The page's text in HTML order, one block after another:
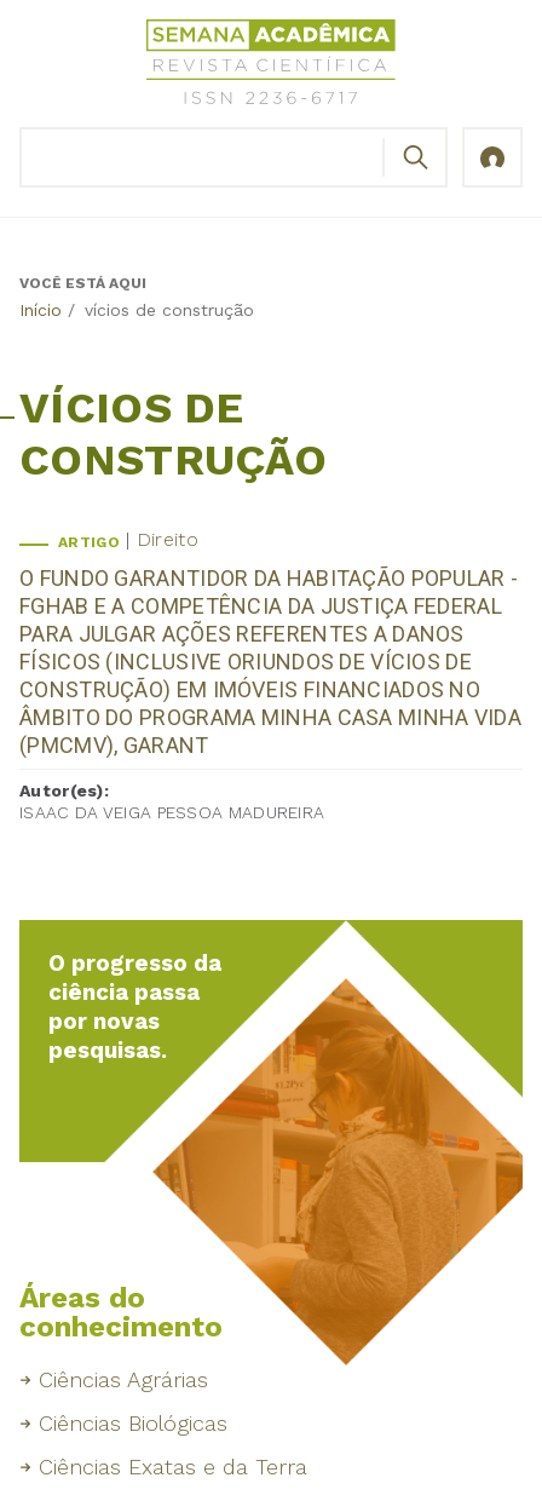
Revista
Científica
Semana
Back
VOCÊ ESTÁ AQUI
Início / vícios de construção
VÍCIOS DE
CONSTRUÇÃO
ARTIGO Direito
O FUNDO GARANTIDOR DA HABITAÇÃO POPULAR -
FGHAB E A COMPETÊNCIA DA JUSTIÇA FEDERAL
PARA JULGAR AÇÕES REFERENTES A DANOS
FÍSICOS (INCLUSIVE ORIUNDOS DE VÍCIOS DE
CONSTRUÇÃO) EM IMÓVEIS FINANCIADOS NO
ÂMBITO DO PROGRAMA MINHA CASA MINHA VIDA
(PMCMV), GARANT
Autor(es):
ISAAC DA VEIGA PESSOA MADUREIRA
O progresso da
ciência passa
por novas
pesquisas.
Áreas do
conhecimento
Ciências Agrárias
Ciências Biológicas
Ciências Exatas e da Terra